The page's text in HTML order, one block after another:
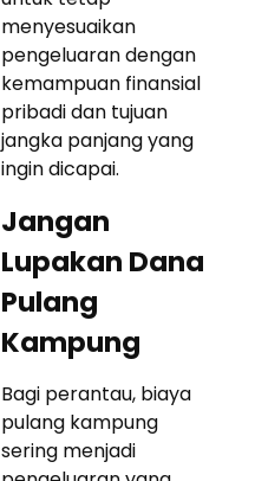
menyesuaikan
pengeluaran dengan
kemampuan finansial
pribadi dan tujuan
jangka panjang yang
ingin dicapai.
Jangan
Lupakan Dana
Pulang
Kampung
Bagi perantau, biaya
pulang kampung
sering menjadi